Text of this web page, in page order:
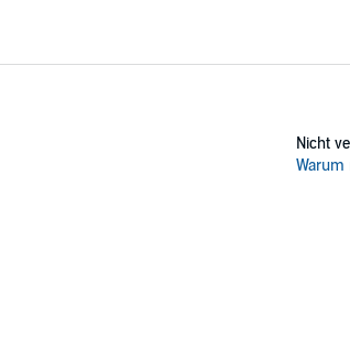
Nicht
Warum